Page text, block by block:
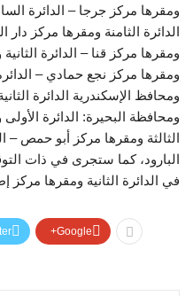
ومقرها مركز جرجا – الدائرة
الدائرة الثامنة ومقرها مركز دار
ومقرها مركز قنا – الدائرة
ومقرها مركز نجع حمادي –
ومحافظ الإسكندرية الدائرة
ومحافظة البحيرة: الدائرة
الثالثة ومقرها مركز أبو حمص –
البارود، كما ستجرى في ذات
في الدائرة الثانية ومقرها
Google+